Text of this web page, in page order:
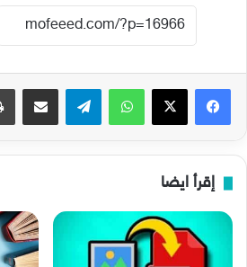
فيسبوك‫X واتساب تيلقرام مشاركة عبر البريد
إقرأ ايضا